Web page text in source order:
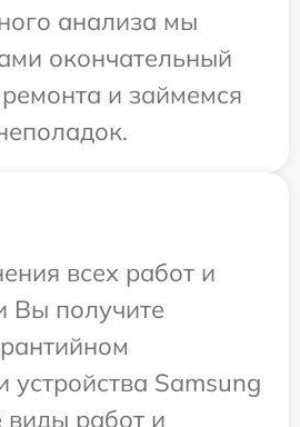
анализа мы
окончательный
и займемся
всех работ и
Вы получите
устройства Samsung
виды работ и